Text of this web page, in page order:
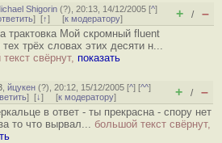
Shigorin (?), 20:13, 14/12/2005 [^]
] [↑] [к модератору] + / –
трактовка Мой скромный fluent
трёх словах этих десяти н...
свёрнут, показать
,йцукен (?), 20:12, 15/12/2005 [^] [^^]
] [↓] [к модератору] + / –
в ответ - ты прекрасна - спору нет
то что вырвал... большой текст свёрнут,